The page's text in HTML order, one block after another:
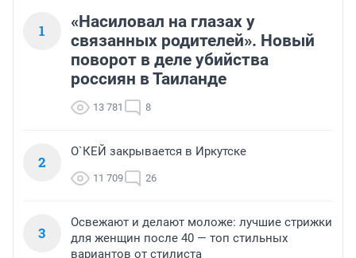
1
«Насиловал на глазах у
связанных родителей». Новый
поворот в деле убийства
россиян в Таиланде
13 781 8
2
О`КЕЙ закрывается в Иркутске
11 709 26
3
Освежают и делают моложе: лучшие стрижки
для женщин после 40 — топ стильных
вариантов от стилиста